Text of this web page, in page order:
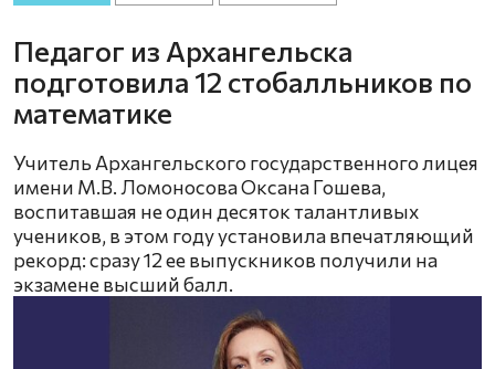
Педагог из Архангельска
подготовила 12 стобалльников по
математике
Учитель Архангельского государственного лицея
имени М.В. Ломоносова Оксана Гошева,
воспитавшая не один десяток талантливых
учеников, в этом году установила впечатляющий
рекорд: сразу 12 ее выпускников получили на
экзамене высший балл.